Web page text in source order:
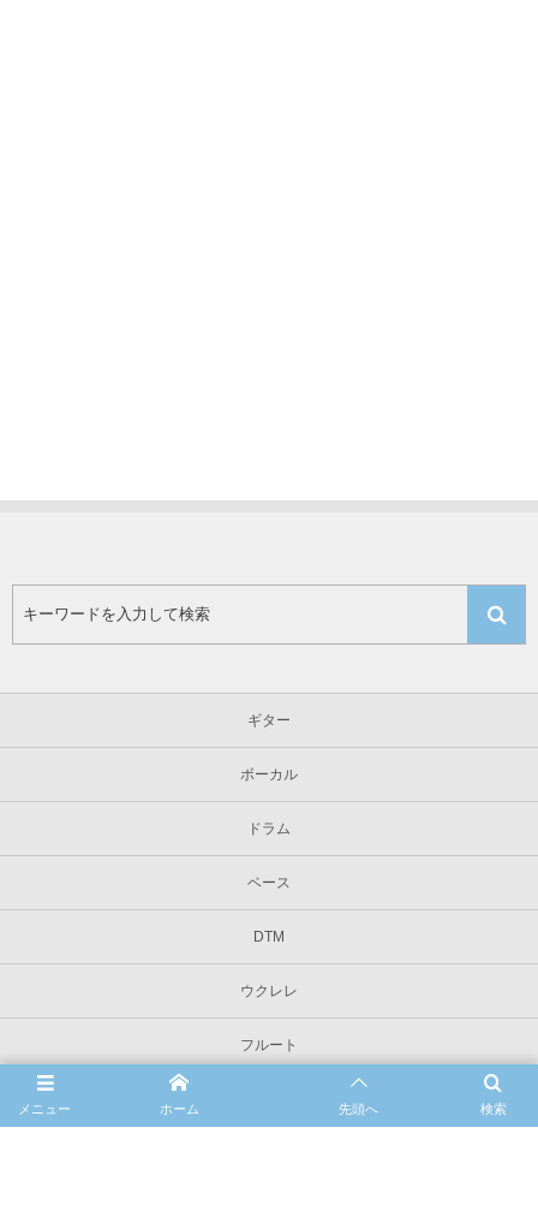
ギター
ボーカル
ドラム
ベース
DTM
ウクレレ
フルート
メニュー 検索
ホーム 先頭へ